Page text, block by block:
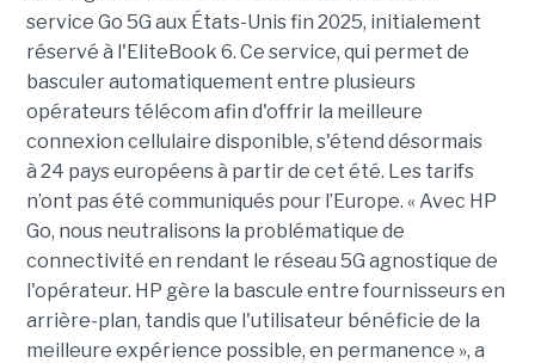
service Go 5G aux États-Unis fin 2025, initialement
réservé à l'EliteBook 6. Ce service, qui permet de
basculer automatiquement entre plusieurs
opérateurs télécom afin d'offrir la meilleure
connexion cellulaire disponible, s'étend désormais
à 24 pays européens à partir de cet été. Les tarifs
n’ont pas été communiqués pour l’Europe. « Avec HP
Go, nous neutralisons la problématique de
connectivité en rendant le réseau 5G agnostique de
l'opérateur. HP gère la bascule entre fournisseurs en
arrière-plan, tandis que l'utilisateur bénéficie de la
meilleure expérience possible, en permanence », a